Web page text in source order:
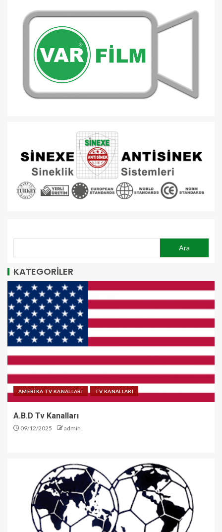
Ara
KATEGORİLER
AMERİKA TV KANALLARI TV KANALLARI
A.B.D Tv Kanalları
09/12/2025 admin